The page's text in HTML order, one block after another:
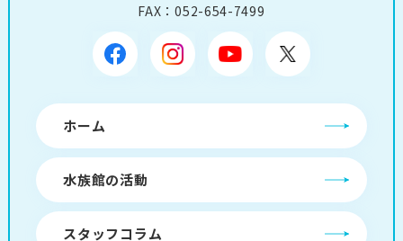
FAX：052-654-7499
ホーム
水族館の活動
スタッフコラム